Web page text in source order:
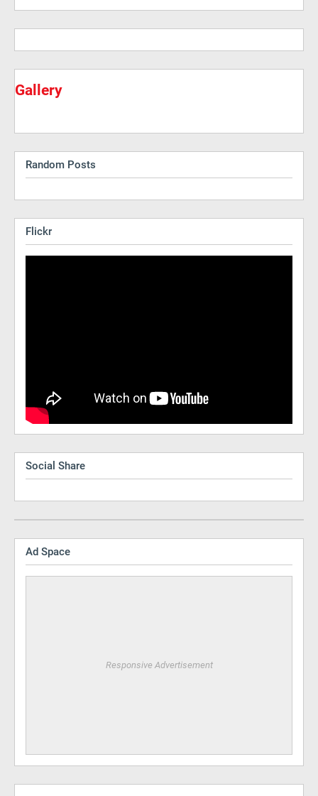
Gallery
Random Posts
Flickr
Social Share
Ad Space
Responsive Advertisement